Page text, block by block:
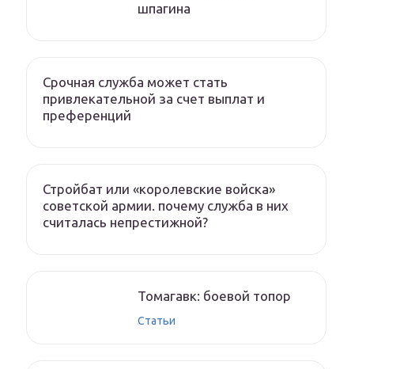
шпагина
Срочная служба может стать
привлекательной за счет выплат и
преференций
Стройбат или «королевские войска»
советской армии. почему служба в них
считалась непрестижной?
Томагавк: боевой топор
Статьи